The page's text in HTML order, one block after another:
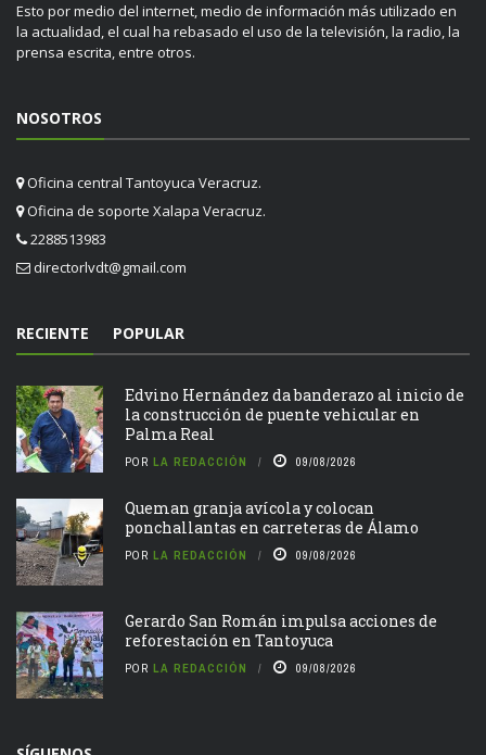
Esto por medio del internet, medio de información más utilizado en
la actualidad, el cual ha rebasado el uso de la televisión, la radio, la
prensa escrita, entre otros.
NOSOTROS
Oficina central Tantoyuca Veracruz.
Oficina de soporte Xalapa Veracruz.
2288513983
directorlvdt@gmail.com
RECIENTE POPULAR
Edvino Hernández da banderazo al inicio de
la construcción de puente vehicular en
Palma Real
POR LA REDACCIÓN 09/08/2026
Queman granja avícola y colocan
ponchallantas en carreteras de Álamo
POR LA REDACCIÓN 09/08/2026
Gerardo San Román impulsa acciones de
reforestación en Tantoyuca
POR LA REDACCIÓN 09/08/2026